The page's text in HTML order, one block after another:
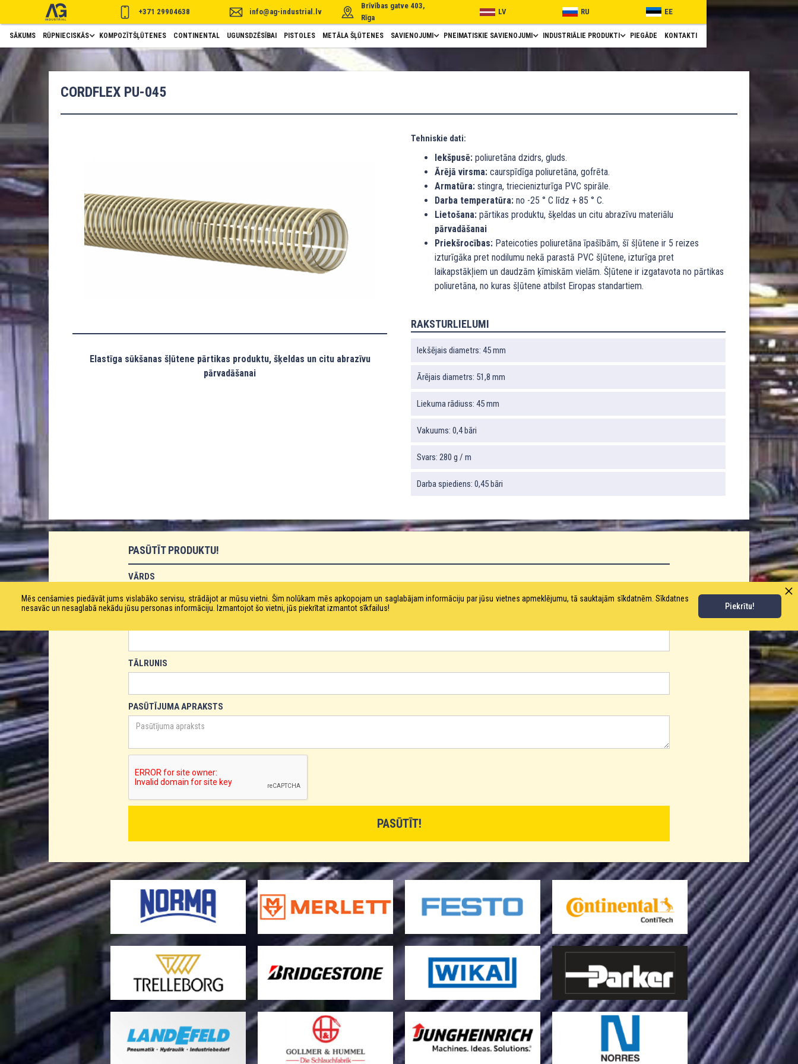
+371 29904638 info@ag-industrial.lv
Brīvības gatve 403,
Rīga
LV RU EE
SĀKUMS RŪPNIECISKĀS KOMPOZĪTŠĻŪTENES CONTINENTAL UGUNSDZĒSĪBAI PISTOLES METĀLA ŠĻŪTENES SAVIENOJUMI PNEIMATISKIE SAVIENOJUMI INDUSTRIĀLIE PRODUKTI PIEGĀDE KONTAKTI
CORDFLEX PU-045
Elastīga sūkšanas šļūtene pārtikas produktu, šķeldas un citu abrazīvu
pārvadāšanai
Tehniskie dati:
Iekšpusē: poliuretāna dzidrs, gluds.
Ārējā virsma: caurspīdīga poliuretāna, gofrēta.
Armatūra: stingra, triecienizturīga PVC spirāle.
Darba temperatūra: no -25 ° C līdz + 85 ° C.
Lietošana: pārtikas produktu, šķeldas un citu abrazīvu materiālu
pārvadāšanai
Priekšrocības: Pateicoties poliuretāna īpašībām, šī šļūtene ir 5 reizes
izturīgāka pret nodilumu nekā parastā PVC šļūtene, izturīga pret
laikapstākļiem un daudzām ķīmiskām vielām. Šļūtene ir izgatavota no pārtikas
poliuretāna, no kuras šļūtene atbilst Eiropas standartiem.
RAKSTURLIELUMI
Iekšējais diametrs: 45 mm
Ārējais diametrs: 51,8 mm
Liekuma rādiuss: 45 mm
Vakuums: 0,4 bāri
Svars: 280 g / m
Darba spiediens: 0,45 bāri
PASŪTĪT PRODUKTU!
VĀRDS
TĀLRUNIS
PASŪTĪJUMA APRAKSTS
Mēs cenšamies piedāvāt jums vislabāko servisu, strādājot ar mūsu vietni. Šim nolūkam mēs apkopojam un saglabājam informāciju par jūsu vietnes apmeklējumu, tā sauktajām sīkdatnēm. Sīkdatnes
nesavāc un nesaglabā nekādu jūsu personas informāciju. Izmantojot šo vietni, jūs piekrītat izmantot sīkfailus!
Piekrītu!